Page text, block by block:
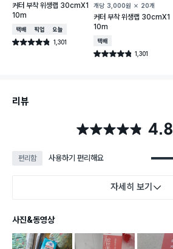
커터 부착 위생랩 30cmX1
10m
택배배송매장픽업오늘배송
별점 4.8점 1,301
건 작성
개당 3,000원 20개
커터 부착 위생랩 30cmX1
10m
택배배송
별점 4.8점 1,301
건 작성
리뷰
별점 4.8점 4.8
편리함 사용하기 편리해요
자세히 보기
사진&동영상